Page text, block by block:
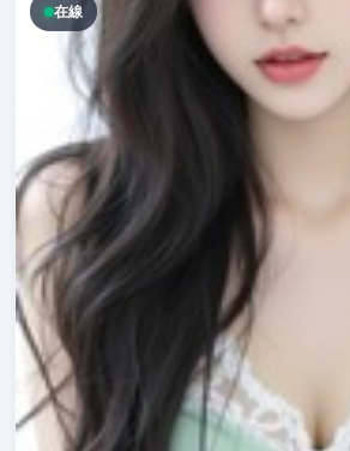
在線